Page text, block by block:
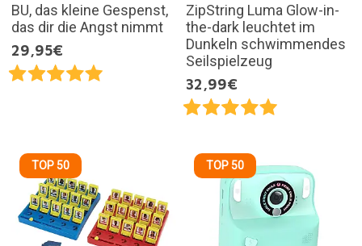
BU, das kleine Gespenst,
das dir die Angst nimmt
29,95€
ZipString Luma Glow-in-
the-dark leuchtet im
Dunkeln schwimmendes
Seilspielzeug
32,99€
TOP 50 TOP 50